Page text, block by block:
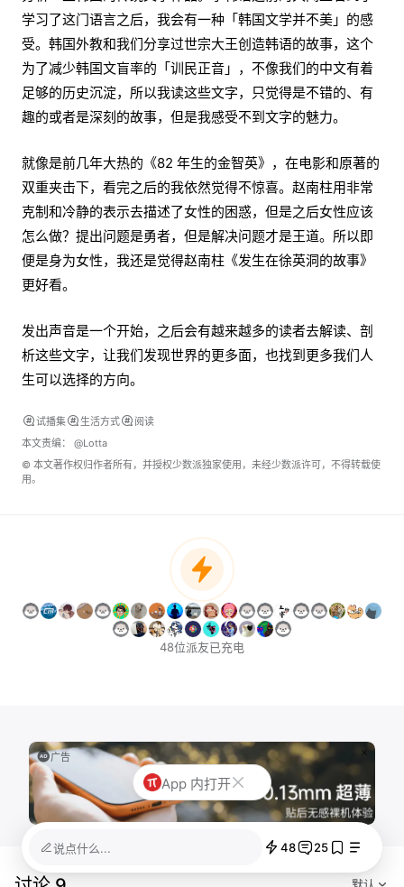
学习了这门语言之后，我会有一种「韩国文学并不美」的感
受。韩国外教和我们分享过世宗大王创造韩语的故事，这个
为了减少韩国文盲率的「训民正音」，不像我们的中文有着
足够的历史沉淀，所以我读这些文字，只觉得是不错的、有
趣的或者是深刻的故事，但是我感受不到文字的魅力。
就像是前几年大热的《82 年生的金智英》，在电影和原著的
双重夹击下，看完之后的我依然觉得不惊喜。赵南柱用非常
克制和冷静的表示去描述了女性的困惑，但是之后女性应该
怎么做？提出问题是勇者，但是解决问题才是王道。所以即
便是身为女性，我还是觉得赵南柱《发生在徐英洞的故事》
更好看。
发出声音是一个开始，之后会有越来越多的读者去解读、剖
析这些文字，让我们发现世界的更多面，也找到更多我们人
生可以选择的方向。
试播集 生活方式
阅读
本文责编： @Lotta
© 本文著作权归作者所有，并授权少数派独家使用，未经少数派许可，不得转载使
用。
48位派友已充电
广告
说点什么... 48 25
App 内打开